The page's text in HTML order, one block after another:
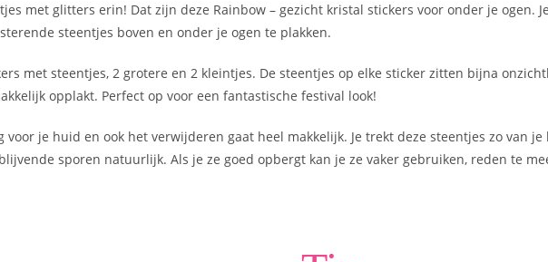
met glitters erin! Dat zijn deze Rainbow – gezicht kristal stickers voor onder je ogen.
steentjes boven en onder je ogen te plakken.
met steentjes, 2 grotere en 2 kleintjes. De steentjes op elke sticker zitten bijna
opplakt. Perfect op voor een fantastische festival look!
voor je huid en ook het verwijderen gaat heel makkelijk. Je trekt deze steentjes zo van
sporen natuurlijk. Als je ze goed opbergt kan je ze vaker gebruiken, reden te